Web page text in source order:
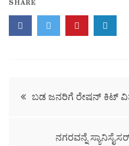
SHARE
ಬಡ ಜನರಿಗೆ ರೇಷನ್ ಕಿಟ್
ನಗರವನ್ನೆ